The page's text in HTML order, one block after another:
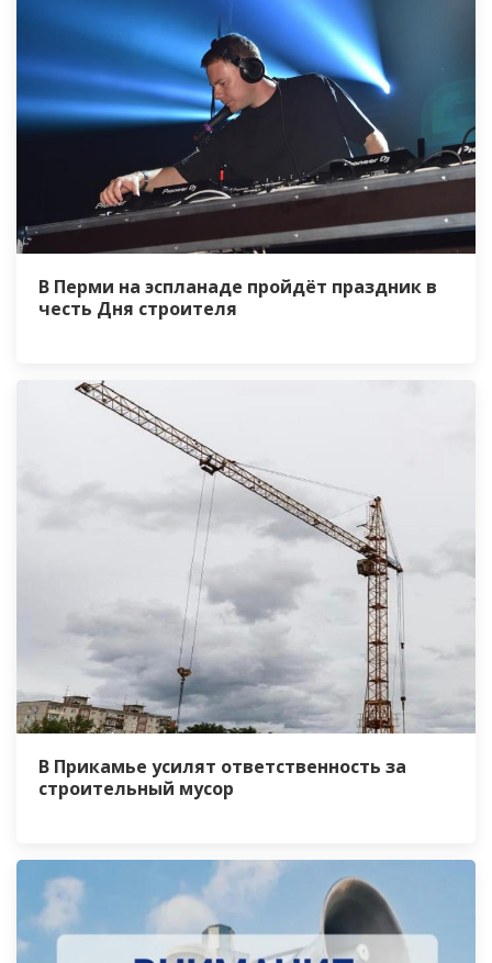
В Перми на эспланаде пройдёт праздник в
честь Дня строителя
В Прикамье усилят ответственность за
строительный мусор